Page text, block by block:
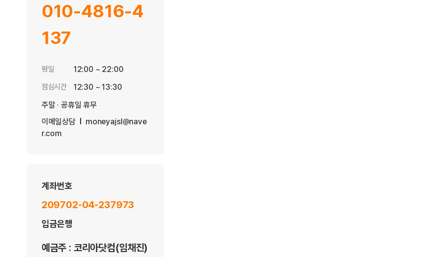
010-4816-4
137
평일 12:00 ~ 22:00
점심시간
12:30 ~ 13:30
주말 · 공휴일 휴무
이메일상담
moneyajsl@nave
r.com
계좌번호
209702-04-237973
입금은행
예금주 : 코리아닷컴(임채진)